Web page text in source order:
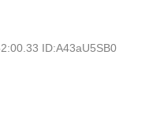
ID:A43aU5SB0